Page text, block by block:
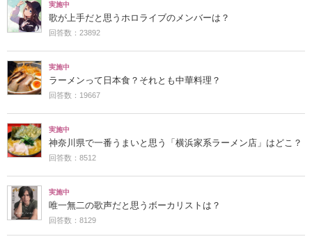
実施中
歌が上手だと思うホロライブのメンバーは？
回答数：23892
実施中
ラーメンって日本食？それとも中華料理？
回答数：19667
実施中
神奈川県で一番うまいと思う「横浜家系ラーメン店」はどこ？
回答数：8512
実施中
唯一無二の歌声だと思うボーカリストは？
回答数：8129